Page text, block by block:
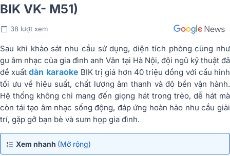
BIK VK- M51)
38 lượt xem
Sau khi khảo sát nhu cầu sử dụng, diện tích phòng cũng như
gu âm nhạc của gia đình anh Văn tại Hà Nội, đội ngũ kỹ thuật đã
đề xuấtdàn karaoke BIK trị giá hơn 40 triệu đồng với cấu hình
tối ưu về hiệu suất, chất lượng âm thanh và độ bền vận hành.
Hệ thống không chỉ mang đến giọng hát trong trẻo, dễ hát mà
còn tái tạo âm nhạc sống động, đáp ứng hoàn hảo nhu cầu giải
trí, gặp gỡ bạn bè và sum họp gia đình.
Xem nhanh (Mở rộng)